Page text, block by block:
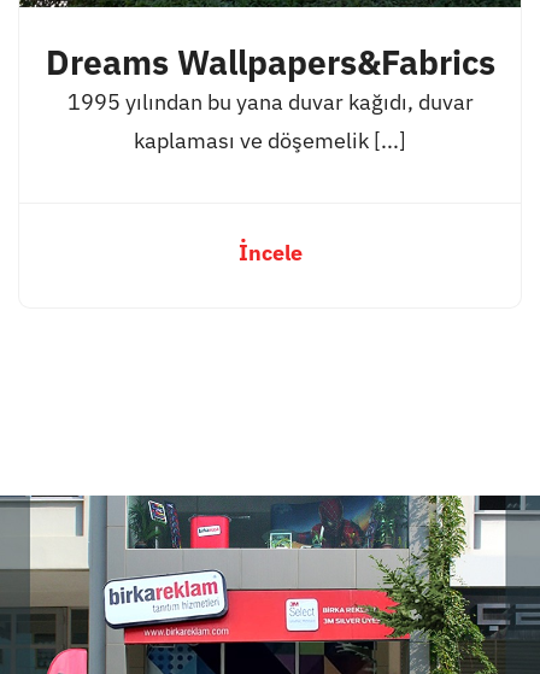
Dreams Wallpapers&Fabrics
1995 yılından bu yana duvar kağıdı, duvar
kaplaması ve döşemelik [...]
İncele